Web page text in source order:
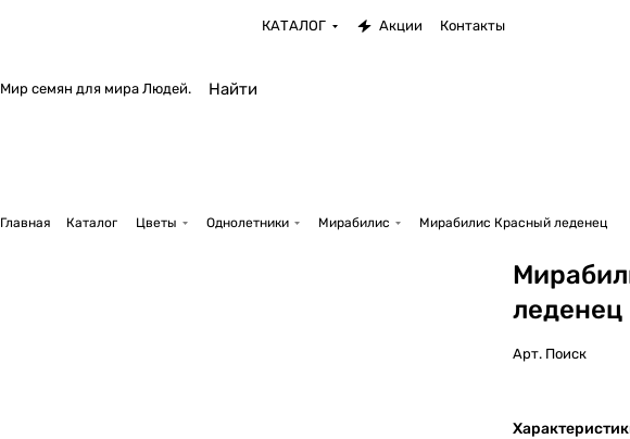
КАТАЛОГ Акции Контакты
Мир семян для мира Людей.
Главная Каталог Цветы Однолетники Мирабилис Мирабилис Красный леденец
леденец
Арт. Поиск